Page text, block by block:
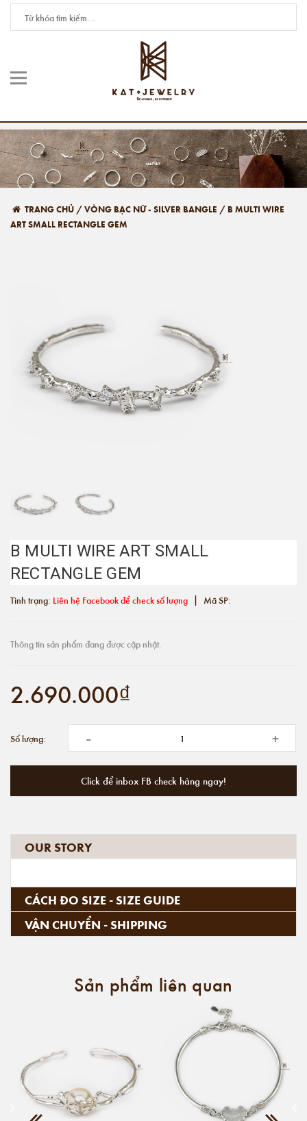
TRANG CHỦ /VÒNG BẠC NỮ - SILVER BANGLE / B MULTI WIRE
ART SMALL RECTANGLE GEM
B MULTI WIRE ART SMALL
RECTANGLE GEM
Tình trạng: Liên hệ Facebook để check số lượng | Mã SP:
Thông tin sản phẩm đang được cập nhật.
2.690.000₫
Số lượng: - +
Click để inbox FB check hàng ngay!
OUR STORY
CÁCH ĐO SIZE - SIZE GUIDE
VẬN CHUYỂN - SHIPPING
Sản phẩm liên quan